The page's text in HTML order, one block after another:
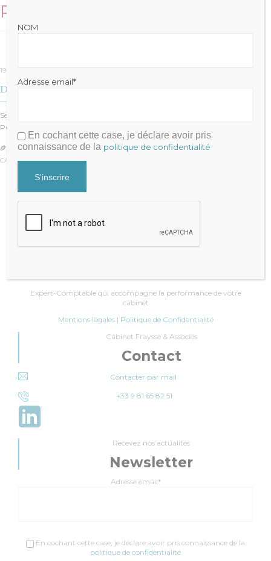
Related Stories
19 avril 2020
Des montagnes de dettes
Seules 5% des entreprises se voient refuser le prêt garanti par l’Etat, le fameux
PGE….
JULIEN FRAYSSE
CATÉGORIE :GESTION
Expert-Comptable qui accompagne la performance de votre
cabinet
Mentions légales| Politique de Confidentialité
Cabinet Fraysse & Associés
Contact
Contacter par mail
+33 9 81 65 82 51
Recevez nos actualités
Newsletter
Adresse email*
En cochant cette case, je déclare avoir pris connaissance de la
politique de confidentialité
NOM
Adresse email*
En cochant cette case, je déclare avoir pris
connaissance de la politique de confidentialité